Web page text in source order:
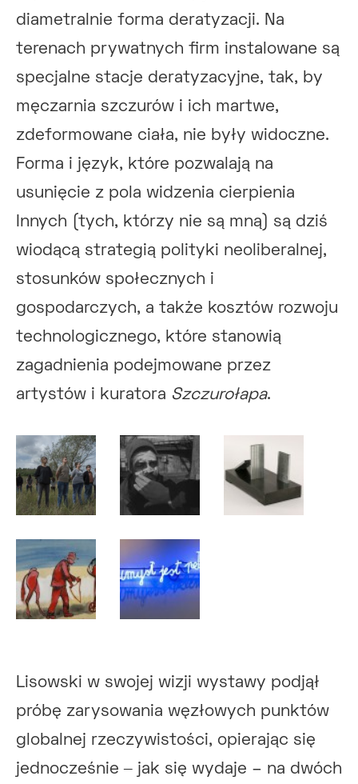
diametralnie forma deratyzacji. Na
terenach prywatnych firm instalowane są
specjalne stacje deratyzacyjne, tak, by
męczarnia szczurów i ich martwe,
zdeformowane ciała, nie były widoczne.
Forma i język, które pozwalają na
usunięcie z pola widzenia cierpienia
Innych (tych, którzy nie są mną) są dziś
wiodącą strategią polityki neoliberalnej,
stosunków społecznych i
gospodarczych, a także kosztów rozwoju
technologicznego, które stanowią
zagadnienia podejmowane przez
artystów i kuratora Szczurołapa.
Lisowski w swojej wizji wystawy podjął
próbę zarysowania węzłowych punktów
globalnej rzeczywistości, opierając się
jednocześnie ‒ jak się wydaje – na dwóch